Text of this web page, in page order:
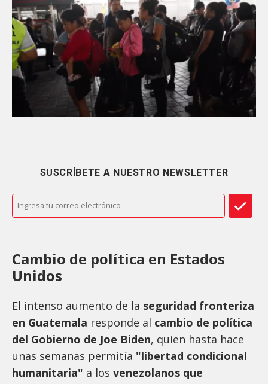
SUSCRÍBETE A NUESTRO NEWSLETTER
Cambio de política en Estados
Unidos
El intenso aumento de la seguridad fronteriza
en Guatemala responde al cambio de política
del Gobierno de Joe Biden, quien hasta hace
unas semanas permitía "libertad condicional
humanitaria" a los venezolanos que